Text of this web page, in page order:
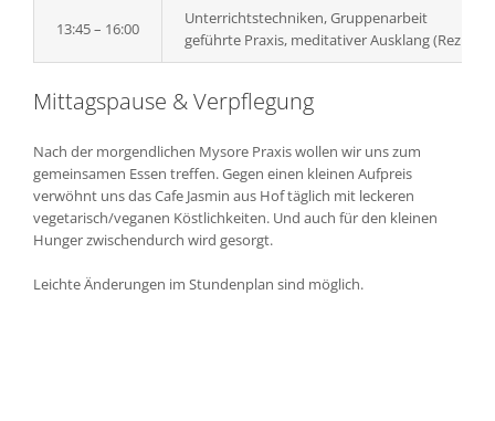
13:45 – 16:00
Unterrichtstechniken, Gruppenarbeit
geführte Praxis, meditativer Ausklang
Mittagspause & Verpflegung
Nach der morgendlichen Mysore Praxis wollen wir uns zum
gemeinsamen Essen treffen. Gegen einen kleinen Aufpreis
verwöhnt uns das Cafe Jasmin aus Hof täglich mit leckeren
vegetarisch/veganen Köstlichkeiten. Und auch für den kleinen
Hunger zwischendurch wird gesorgt.
Leichte Änderungen im Stundenplan sind möglich.